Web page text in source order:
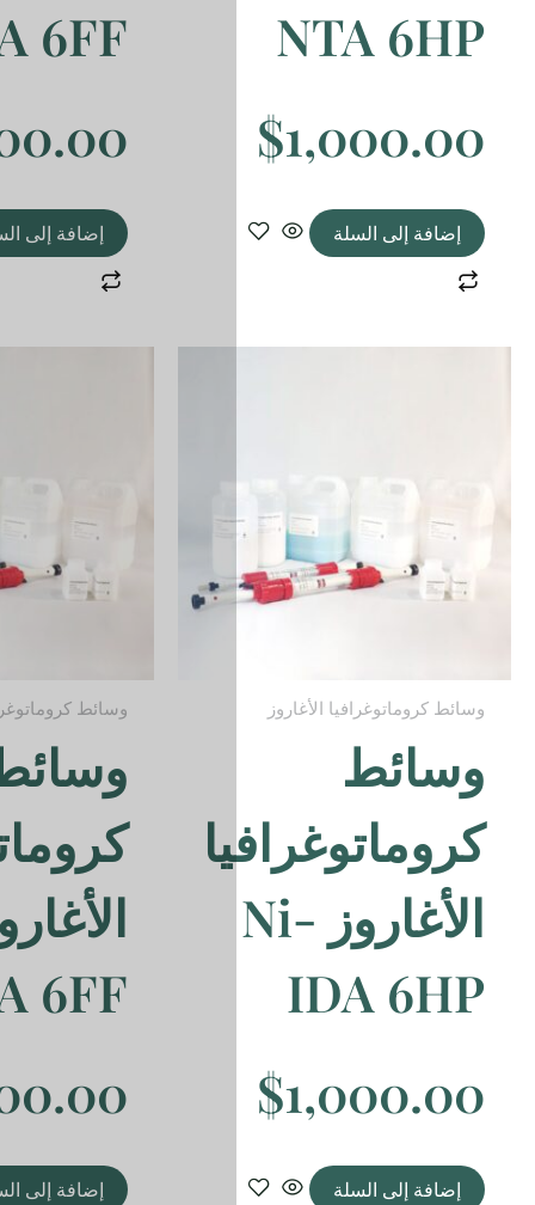
NTA 6FF
1,000.00
إضافة إلى السلة
وسائط كروماتوغرافيا الأغاروز
وسائط
كروماتوغرافيا
الأغاروز Ni-
IDA 6FF
1,000.00
إضافة إلى السلة